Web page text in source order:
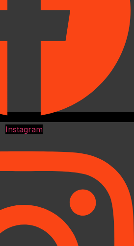
Instagram